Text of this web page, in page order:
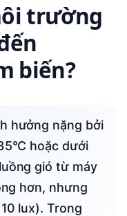
trường
biến?
hoặc dưới
gió từ máy
hơn, nhưng
lux). Trong